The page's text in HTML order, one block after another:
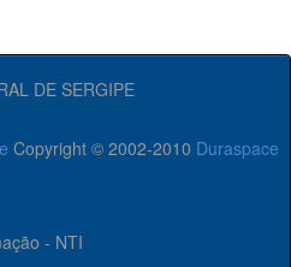
DE SERGIPE
Copyright © 2002-2010 Duraspace
- NTI